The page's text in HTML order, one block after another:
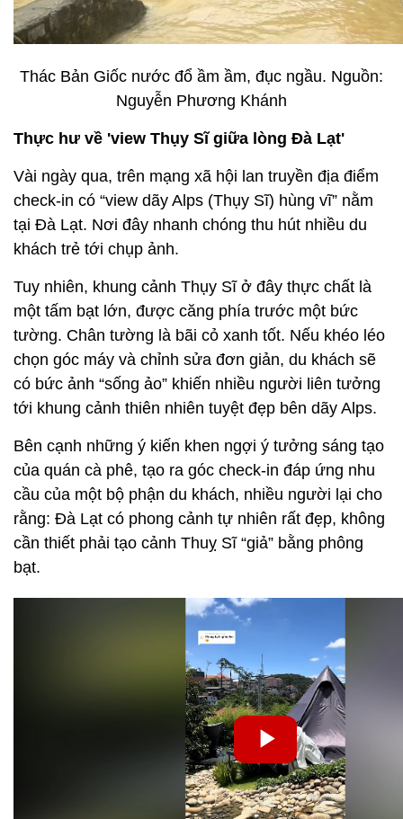
Thác Bản Giốc nước đổ ầm ầm, đục ngầu. Nguồn:
Nguyễn Phương Khánh
Thực hư về 'view Thụy Sĩ giữa lòng Đà Lạt'
Vài ngày qua, trên mạng xã hội lan truyền địa điểm
check-in có “view dãy Alps (Thụy Sĩ) hùng vĩ” nằm
tại Đà Lạt. Nơi đây nhanh chóng thu hút nhiều du
khách trẻ tới chụp ảnh.
Tuy nhiên, khung cảnh Thụy Sĩ ở đây thực chất là
một tấm bạt lớn, được căng phía trước một bức
tường. Chân tường là bãi cỏ xanh tốt. Nếu khéo léo
chọn góc máy và chỉnh sửa đơn giản, du khách sẽ
có bức ảnh “sống ảo” khiến nhiều người liên tưởng
tới khung cảnh thiên nhiên tuyệt đẹp bên dãy Alps.
Bên cạnh những ý kiến khen ngợi ý tưởng sáng tạo
của quán cà phê, tạo ra góc check-in đáp ứng nhu
cầu của một bộ phận du khách, nhiều người lại cho
rằng: Đà Lạt có phong cảnh tự nhiên rất đẹp, không
cần thiết phải tạo cảnh Thuỵ Sĩ “giả” bằng phông
bạt.